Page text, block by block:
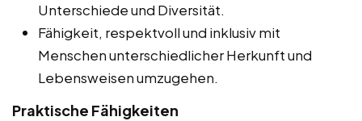
Unterschiede und Diversität.
Fähigkeit, respektvoll und inklusiv mit
Menschen unterschiedlicher Herkunft und
Lebensweisen umzugehen.
Praktische Fähigkeiten